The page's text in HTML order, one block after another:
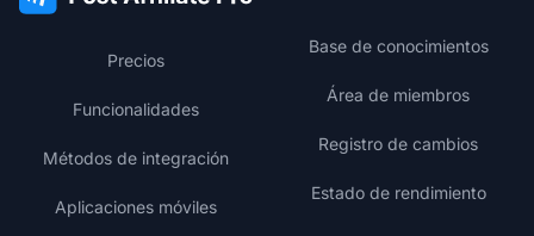
Precios
Funcionalidades
Métodos de integración
Aplicaciones móviles
Base de conocimientos
Área de miembros
Registro de cambios
Estado de rendimiento